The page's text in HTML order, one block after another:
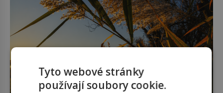
Tyto webové stránky
používají soubory cookie.